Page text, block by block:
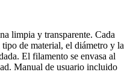
limpia y transparente. Cada
de material, el diámetro y la
El filamento se envasa al
Manual de usuario incluido